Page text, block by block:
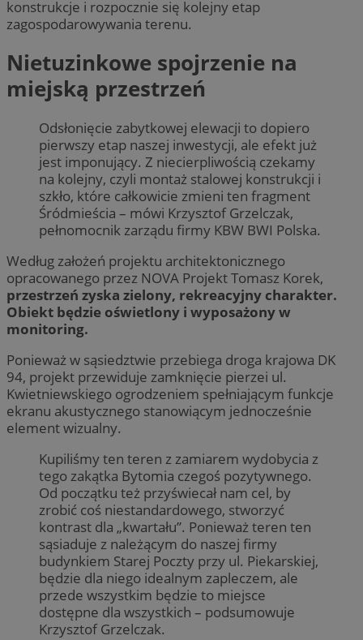
konstrukcje i rozpocznie się kolejny etap
zagospodarowywania terenu.
Nietuzinkowe spojrzenie na
miejską przestrzeń
Odsłonięcie zabytkowej elewacji to dopiero
pierwszy etap naszej inwestycji, ale efekt już
jest imponujący. Z niecierpliwością czekamy
na kolejny, czyli montaż stalowej konstrukcji i
szkło, które całkowicie zmieni ten fragment
Śródmieścia – mówi Krzysztof Grzelczak,
pełnomocnik zarządu firmy KBW BWI Polska.
Według założeń projektu architektonicznego
opracowanego przez NOVA Projekt Tomasz Korek,
przestrzeń zyska zielony, rekreacyjny charakter.
Obiekt będzie oświetlony i wyposażony w
monitoring.
Ponieważ w sąsiedztwie przebiega droga krajowa DK
94, projekt przewiduje zamknięcie pierzei ul.
Kwietniewskiego ogrodzeniem spełniającym funkcje
ekranu akustycznego stanowiącym jednocześnie
element wizualny.
Kupiliśmy ten teren z zamiarem wydobycia z
tego zakątka Bytomia czegoś pozytywnego.
Od początku też przyświecał nam cel, by
zrobić coś niestandardowego, stworzyć
kontrast dla „kwartału”. Ponieważ teren ten
sąsiaduje z należącym do naszej firmy
budynkiem Starej Poczty przy ul. Piekarskiej,
będzie dla niego idealnym zapleczem, ale
przede wszystkim będzie to miejsce
dostępne dla wszystkich – podsumowuje
Krzysztof Grzelczak.